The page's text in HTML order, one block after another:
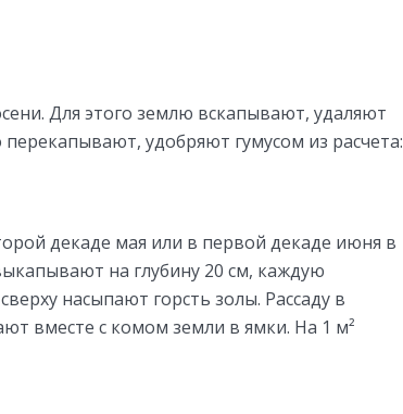
Для этого землю вскапывают, удаляют
удобряют гумусом из расчета:
декаде мая или в первой декаде июня в
на глубину 20 см, каждую
насыпают горсть золы. Рассаду в
вместе с комом земли в ямки. На 1 м²